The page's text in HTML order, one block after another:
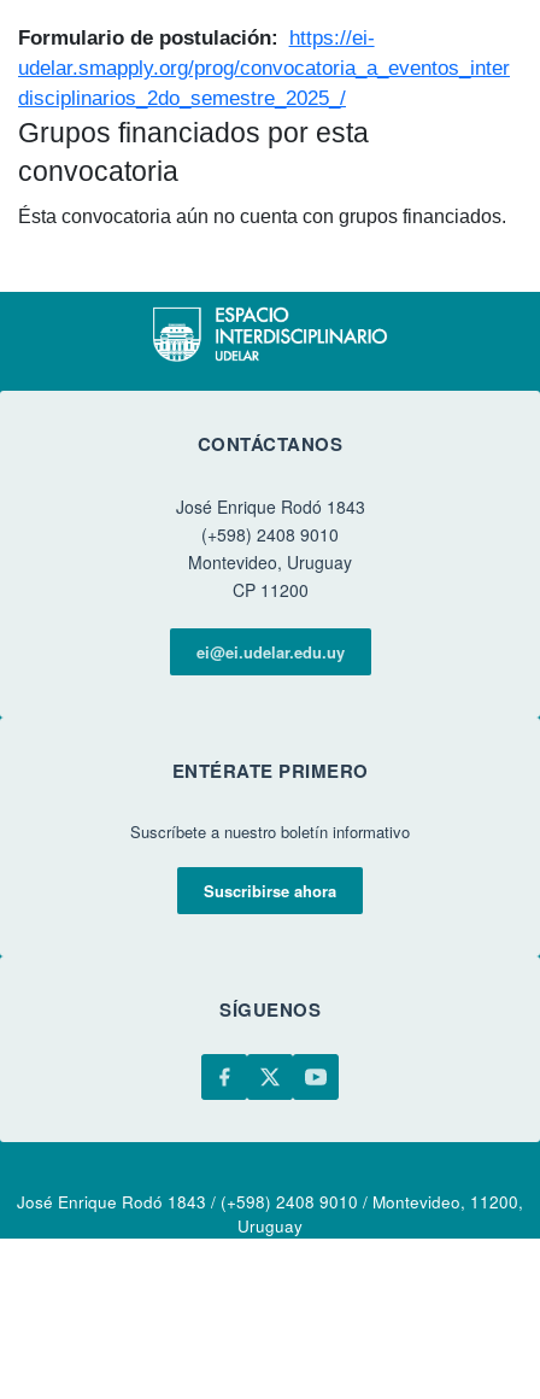
Formulario de postulación
https://ei-
udelar.smapply.org/prog/convocatoria_a_eventos_inter
disciplinarios_2do_semestre_2025_/
Grupos financiados por esta
convocatoria
Ésta convocatoria aún no cuenta con grupos financiados.
CONTÁCTANOS
José Enrique Rodó 1843
(+598) 2408 9010
Montevideo, Uruguay
CP 11200
ei@ei.udelar.edu.uy
ENTÉRATE PRIMERO
Suscríbete a nuestro boletín informativo
Suscribirse ahora
SÍGUENOS
José Enrique Rodó 1843 / (+598) 2408 9010 / Montevideo, 11200,
Uruguay